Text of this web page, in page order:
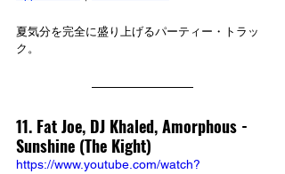
夏気分を完全に盛り上げるパーティー・トラッ
ク。
11. Fat Joe, DJ Khaled, Amorphous -
Sunshine (The Kight)
https://www.youtube.com/watch?